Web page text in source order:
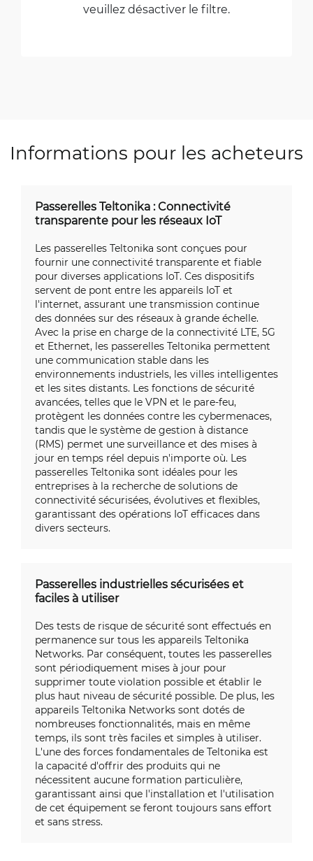
veuillez désactiver le filtre.
Informations pour les acheteurs
Passerelles Teltonika : Connectivité
transparente pour les réseaux IoT
Les passerelles Teltonika sont conçues pour
fournir une connectivité transparente et fiable
pour diverses applications IoT. Ces dispositifs
servent de pont entre les appareils IoT et
l'internet, assurant une transmission continue
des données sur des réseaux à grande échelle.
Avec la prise en charge de la connectivité LTE, 5G
et Ethernet, les passerelles Teltonika permettent
une communication stable dans les
environnements industriels, les villes intelligentes
et les sites distants. Les fonctions de sécurité
avancées, telles que le VPN et le pare-feu,
protègent les données contre les cybermenaces,
tandis que le système de gestion à distance
(RMS) permet une surveillance et des mises à
jour en temps réel depuis n'importe où. Les
passerelles Teltonika sont idéales pour les
entreprises à la recherche de solutions de
connectivité sécurisées, évolutives et flexibles,
garantissant des opérations IoT efficaces dans
divers secteurs.
Passerelles industrielles sécurisées et
faciles à utiliser
Des tests de risque de sécurité sont effectués en
permanence sur tous les appareils Teltonika
Networks. Par conséquent, toutes les passerelles
sont périodiquement mises à jour pour
supprimer toute violation possible et établir le
plus haut niveau de sécurité possible. De plus, les
appareils Teltonika Networks sont dotés de
nombreuses fonctionnalités, mais en même
temps, ils sont très faciles et simples à utiliser.
L'une des forces fondamentales de Teltonika est
la capacité d'offrir des produits qui ne
nécessitent aucune formation particulière,
garantissant ainsi que l'installation et l'utilisation
de cet équipement se feront toujours sans effort
et sans stress.